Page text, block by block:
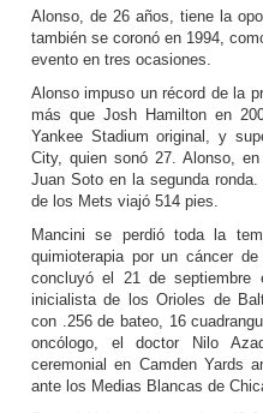
Alonso, de 26 años, tiene la
también se coronó en 1994,
evento en tres ocasiones.
Alonso impuso un récord de la
más que Josh Hamilton en
Yankee Stadium original, y
City, quien sonó 27. Alonso,
Juan Soto en la segunda
de los Mets viajó 514 pies.
Mancini se perdió toda la
quimioterapia por un cáncer
concluyó el 21 de septiembre
inicialista de los Orioles de
con .256 de bateo, 16
oncólogo, el doctor Nilo
ceremonial en Camden Yards
ante los Medias Blancas de